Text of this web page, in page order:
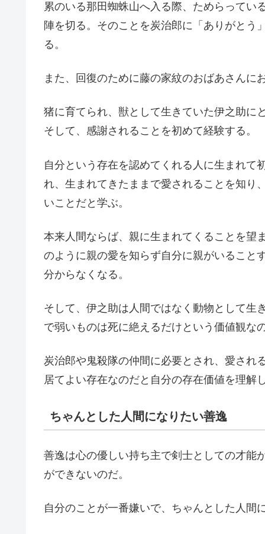
累のいる那田蜘蛛山へ入る際、ためらってい
陣を切る。そのことを炭治郎に「ありがとう
る。
また、回復のために藤の家紋のおばあさんに
猪に育てられ、獣として生きていた伊之助に
そして、感謝されることを初めて経験する。
自分という存在を認めてくれる人に生まれて
れ、生まれてきたままで愛されることを知り
いことだと学ぶ。
本来人間ならば、親に生まれてくることを望
のように親の愛を知らず自分に親がいること
分からなくなる。
そして、伊之助は人間ではなく動物として生
で弱いものは死に絶えるだけという価値観な
炭治郎や鬼殺隊の仲間に必要とされ、愛され
居てよい存在なのだと自分の存在価値を理解
ちゃんとした人間になりたい善逸
善逸は心の優しい持ち主で剣士としての才能
ができないのだ。
自分のことが一番嫌いで、ちゃんとした人間